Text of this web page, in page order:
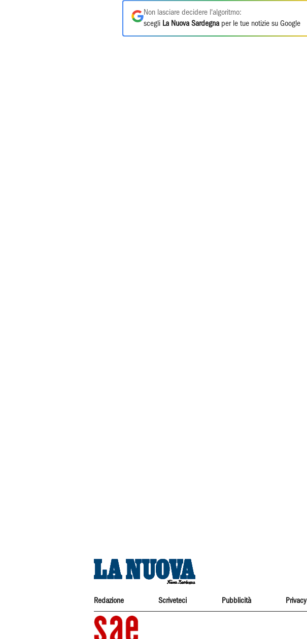
Non lasciare decidere l'algoritmo:
scegli La Nuova Sardegna per le tue notizie su Google
Redazione Scriveteci Pubblicità Privacy